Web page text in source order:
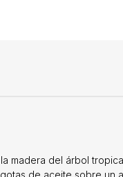
madera del árbol
de aceite sobre